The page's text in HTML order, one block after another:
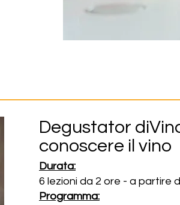
Degustator
conoscere il vino
Durata:
6 lezioni da 2 ore - a partire
Programma: